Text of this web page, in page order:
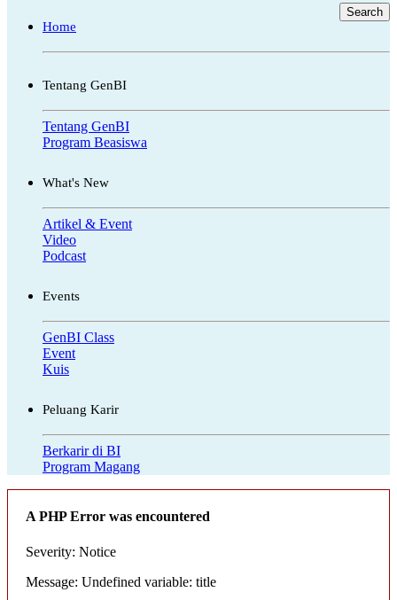
Search
Home
Tentang GenBI
Tentang GenBI
Program Beasiswa
What's New
Artikel & Event
Video
Podcast
Events
GenBI Class
Event
Kuis
Peluang Karir
Berkarir di BI
Program Magang
A PHP Error was encountered
Severity: Notice
Message: Undefined variable: title